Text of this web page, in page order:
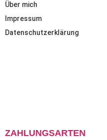
Über mich
Impressum
Datenschutzerklärung
ZAHLUNGSARTEN